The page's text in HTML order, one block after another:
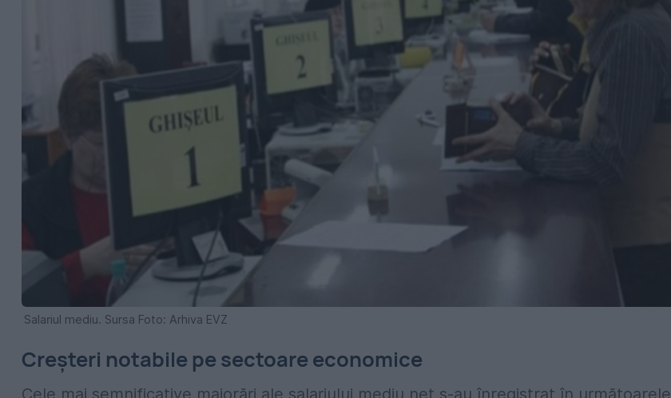
Salariul mediu. Sursa Foto: Arhiva EVZ
Creșteri notabile pe sectoare economice